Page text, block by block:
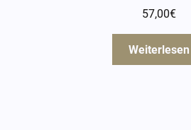
57,00€
Weiterlesen